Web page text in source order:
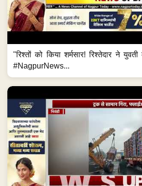
"रिश्तों को किया शर्मसार! रिश्तेदार ने
#NagpurNews...